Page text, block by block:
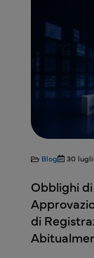
Blog 30
Obblighi
di